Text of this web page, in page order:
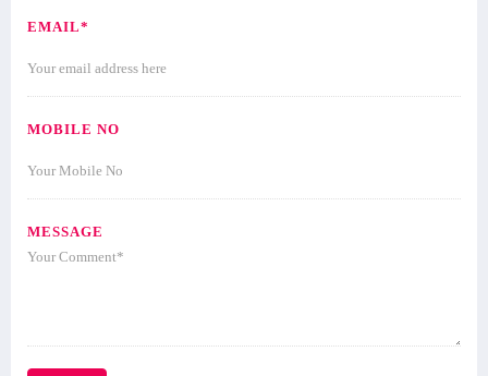
EMAIL*
MOBILE NO
MESSAGE